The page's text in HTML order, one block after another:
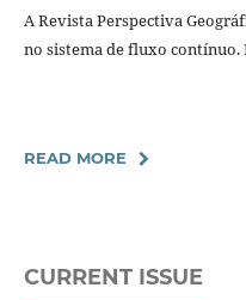
A Revista Perspectiva
no sistema de fluxo contínuo.
READ MORE
CURRENT ISSUE